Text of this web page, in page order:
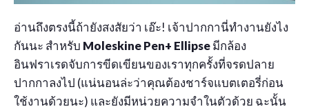
อ่านถึงตรงนี้ถ้ายังสงสัยว่า เอ๊ะ! เจ้าปากกานี่ทำงานยังไง
กันนะ สำหรับ Moleskine Pen+ Ellipseมีกล้อง
อินฟราเรดจับการขีดเขียนของเราทุกครั้งที่จรดปลาย
ปากกาลงไป (แน่นอนล่ะว่าคุณต้องชาร์จแบตเตอรี่ก่อน
ใช้งานด้วยนะ) และยังมีหน่วยความจำในตัวด้วย ฉะนั้น